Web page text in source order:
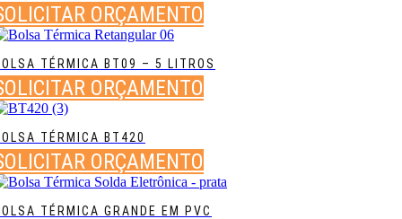
ORÇAMENTO
TÉRMICA BT09 – 5 LITROS
ORÇAMENTO
TÉRMICA BT420
ORÇAMENTO
TÉRMICA GRANDE EM PVC